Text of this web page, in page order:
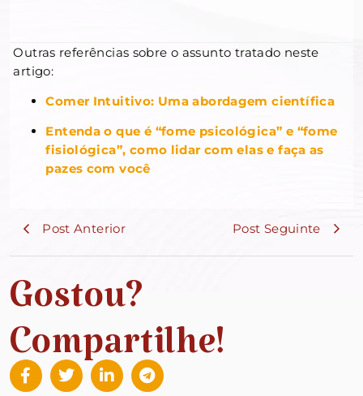
Outras referências sobre o assunto tratado neste
artigo:
Comer Intuitivo: Uma abordagem científica
Entenda o que é “fome psicológica” e “fome
fisiológica”, como lidar com elas e faça as
pazes com você
Post Anterior Post Seguinte
Gostou?
Compartilhe!